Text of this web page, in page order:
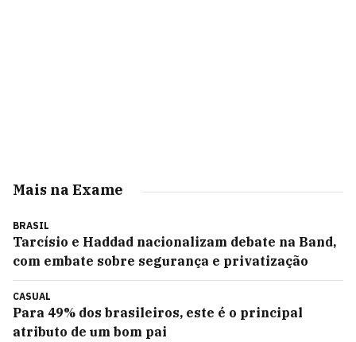
Mais na Exame
BRASIL
Tarcísio e Haddad nacionalizam debate na Band,
com embate sobre segurança e privatização
CASUAL
Para 49% dos brasileiros, este é o principal
atributo de um bom pai